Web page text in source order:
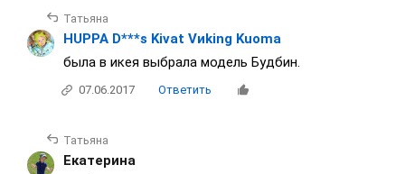
Татьяна
HUPPA D***s Kivat Vиking Kuoma
была в икея выбрала модель Будбин.
07.06.2017 Ответить
Татьяна
Екатерина